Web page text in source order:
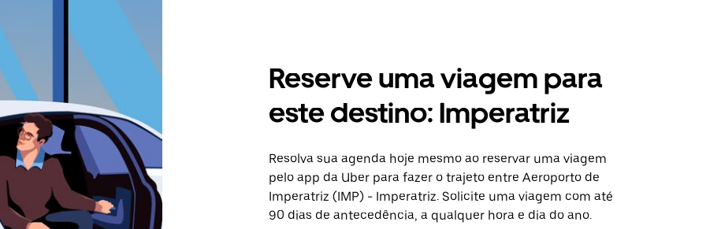
Reserve uma viagem para
este destino: Imperatriz
Resolva sua agenda hoje mesmo ao reservar uma viagem
pelo app da Uber para fazer o trajeto entre Aeroporto de
Imperatriz (IMP) - Imperatriz. Solicite uma viagem com até
90 dias de antecedência, a qualquer hora e dia do ano.